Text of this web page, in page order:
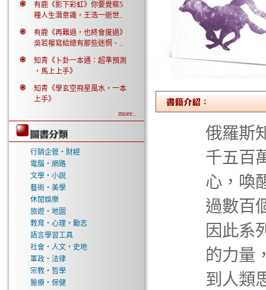
有鹿《影下彩虹》你要覺察5
種人生潛意識，王浩一逝世..
有鹿《再難過，也終會度過》
吳若權寫給總有那些迷惘、..
知青《卜卦一本通：超準預測
，馬上上手》
知青《學玄空飛星風水，一本
上手》
more..
行銷企管‧財經
電腦‧網路
文學‧小說
藝術‧美學
休閒娛樂
旅遊‧地圖
教育‧心理‧勵志
語言學習工具
社會‧人文‧史地
軍政‧法律
宗教‧哲學
醫療‧保健
俄羅斯
千五百
心，喚
過數百
因此系
的力量
到人類